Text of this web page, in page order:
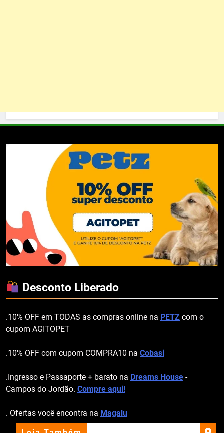
Desconto Liberado
.10% OFF em TODAS as compras online na PETZ com o
cupom AGITOPET
.10% OFF com cupom COMPRA10 na Cobasi
.Ingresso e Passaporte + barato na Dreams House -
Campos do Jordão. Compre aqui!
. Ofertas você encontra na Magalu